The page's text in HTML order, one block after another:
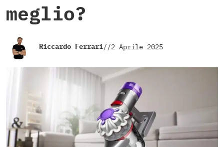
meglio?
Riccardo Ferrari//2 Aprile 2025